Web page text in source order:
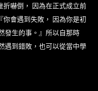
折嚇倒， 因為在正式成立前
會遇到失敗， 因為你是初
發生的事。』所以自那時
遇到錯敗，也可以從當中學